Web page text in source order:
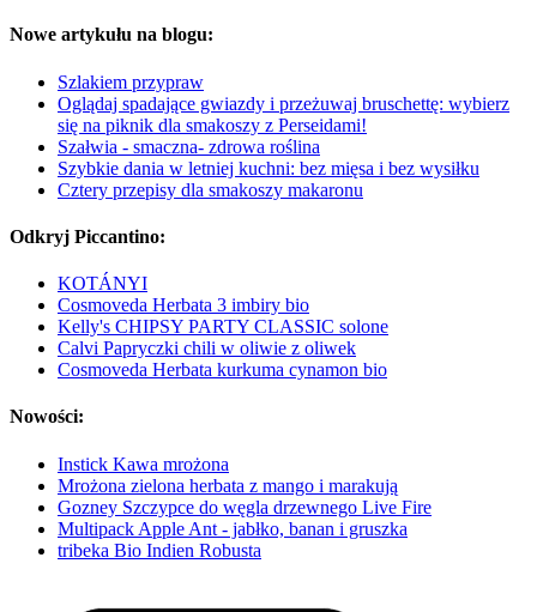
Nowe artykułu na blogu:
Szlakiem przypraw
Oglądaj spadające gwiazdy i przeżuwaj bruschettę: wybierz
się na piknik dla smakoszy z Perseidami!
Szałwia - smaczna- zdrowa roślina
Szybkie dania w letniej kuchni: bez mięsa i bez wysiłku
Cztery przepisy dla smakoszy makaronu
Odkryj Piccantino:
KOTÁNYI
Cosmoveda Herbata 3 imbiry bio
Kelly's CHIPSY PARTY CLASSIC solone
Calvi Papryczki chili w oliwie z oliwek
Cosmoveda Herbata kurkuma cynamon bio
Nowości:
Instick Kawa mrożona
Mrożona zielona herbata z mango i marakują
Gozney Szczypce do węgla drzewnego Live Fire
Multipack Apple Ant - jabłko, banan i gruszka
tribeka Bio Indien Robusta